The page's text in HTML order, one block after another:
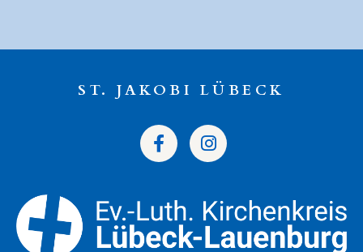
ST. JAKOBI LÜBECK